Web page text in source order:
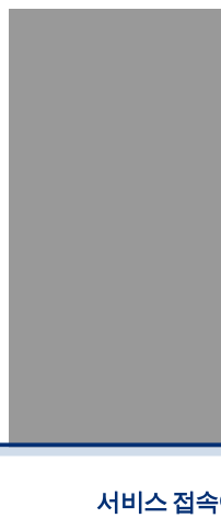
서비스 접